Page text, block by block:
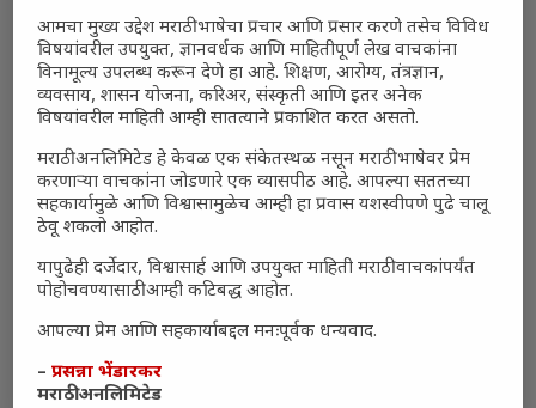
आमचा मुख्य उद्देश मराठी भाषेचा प्रचार आणि प्रसार करणे तसेच विविध
विषयांवरील उपयुक्त, ज्ञानवर्धक आणि माहितीपूर्ण लेख वाचकांना
विनामूल्य उपलब्ध करून देणे हा आहे. शिक्षण, आरोग्य, तंत्रज्ञान,
व्यवसाय, शासन योजना, करिअर, संस्कृती आणि इतर अनेक
विषयांवरील माहिती आम्ही सातत्याने प्रकाशित करत असतो.
मराठी अनलिमिटेड हे केवळ एक संकेतस्थळ नसून मराठी भाषेवर प्रेम
करणाऱ्या वाचकांना जोडणारे एक व्यासपीठ आहे. आपल्या सततच्या
सहकार्यामुळे आणि विश्वासामुळेच आम्ही हा प्रवास यशस्वीपणे पुढे चालू
ठेवू शकलो आहोत.
यापुढेही दर्जेदार, विश्वासार्ह आणि उपयुक्त माहिती मराठी वाचकांपर्यंत
पोहोचवण्यासाठी आम्ही कटिबद्ध आहोत.
आपल्या प्रेम आणि सहकार्याबद्दल मनःपूर्वक धन्यवाद.
–प्रसन्ना भेंडारकर
मराठी अनलिमिटेड